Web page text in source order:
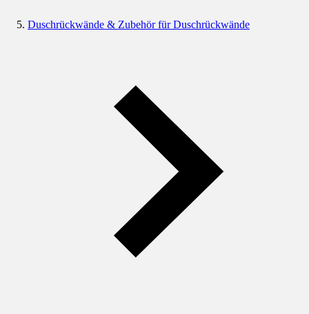
Duschrückwände & Zubehör für Duschrückwände